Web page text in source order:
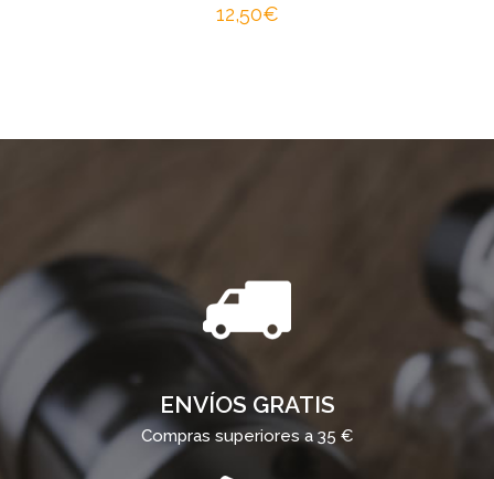
12,50€
ENVÍOS GRATIS
Compras superiores a 35 €